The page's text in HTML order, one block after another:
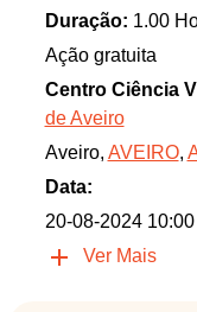
Duração: 1.00
Ação gratuita
Centro Ciência
de Aveiro
Aveiro, AVEIRO,
Data:
20-08-2024 10:00
Ver Mais